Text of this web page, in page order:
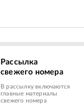
Рассылка
свежего номера
В рассылку включаются
главные материалы
свежего номера